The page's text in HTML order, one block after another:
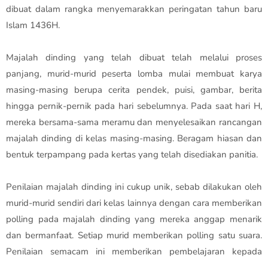
dibuat dalam rangka menyemarakkan peringatan tahun baru
Islam 1436H.
Majalah dinding yang telah dibuat telah melalui proses
panjang, murid-murid peserta lomba mulai membuat karya
masing-masing berupa cerita pendek, puisi, gambar, berita
hingga pernik-pernik pada hari sebelumnya. Pada saat hari H,
mereka bersama-sama meramu dan menyelesaikan rancangan
majalah dinding di kelas masing-masing. Beragam hiasan dan
bentuk terpampang pada kertas yang telah disediakan panitia.
Penilaian majalah dinding ini cukup unik, sebab dilakukan oleh
murid-murid sendiri dari kelas lainnya dengan cara memberikan
polling pada majalah dinding yang mereka anggap menarik
dan bermanfaat. Setiap murid memberikan polling satu suara.
Penilaian semacam ini memberikan pembelajaran kepada